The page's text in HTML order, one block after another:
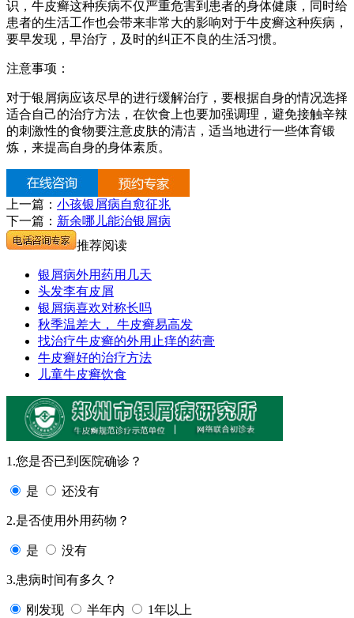
识，牛皮癣这种疾病不仅严重危害到患者的身体健康，同时给
患者的生活工作也会带来非常大的影响对于牛皮癣这种疾病，
要早发现，早治疗，及时的纠正不良的生活习惯。
注意事项：
对于银屑病应该尽早的进行缓解治疗，要根据自身的情况选择
适合自己的治疗方法，在饮食上也要加强调理，避免接触辛辣
的刺激性的食物要注意皮肤的清洁，适当地进行一些体育锻
炼，来提高自身的身体素质。
上一篇： 小孩银屑病自愈征兆
下一篇： 新余哪儿能治银屑病
推荐阅读
银屑病外用药用几天
头发李有皮屑
银屑病喜欢对称长吗
秋季温差大， 牛皮癣易高发
找治疗牛皮癣的外用止痒的药膏
牛皮癣好的治疗方法
儿童牛皮癣饮食
1.您是否已到医院确诊？
是 还没有
2.是否使用外用药物？
是 没有
3.患病时间有多久？
刚发现 半年内 1年以上